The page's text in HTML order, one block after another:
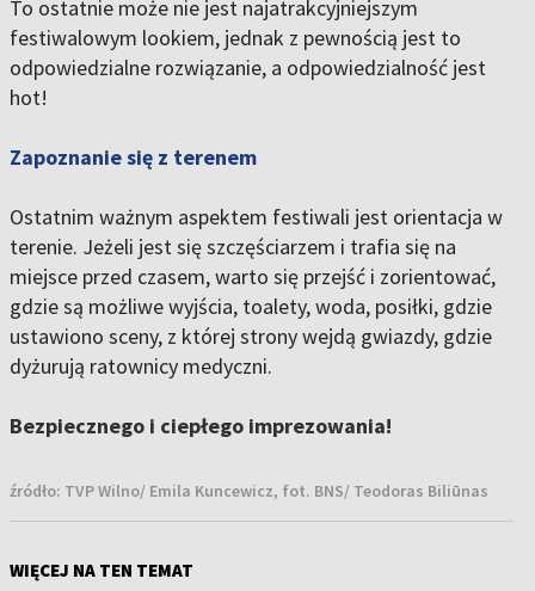
To ostatnie może nie jest najatrakcyjniejszym
festiwalowym lookiem, jednak z pewnością jest to
odpowiedzialne rozwiązanie, a odpowiedzialność jest
hot!
Zapoznanie się z terenem
Ostatnim ważnym aspektem festiwali jest orientacja w
terenie. Jeżeli jest się szczęściarzem i trafia się na
miejsce przed czasem, warto się przejść i zorientować,
gdzie są możliwe wyjścia, toalety, woda, posiłki, gdzie
ustawiono sceny, z której strony wejdą gwiazdy, gdzie
dyżurują ratownicy medyczni.
Bezpiecznego i ciepłego imprezowania!
źródło: TVP Wilno/ Emila Kuncewicz, fot. BNS/ Teodoras Biliūnas
WIĘCEJ NA TEN TEMAT